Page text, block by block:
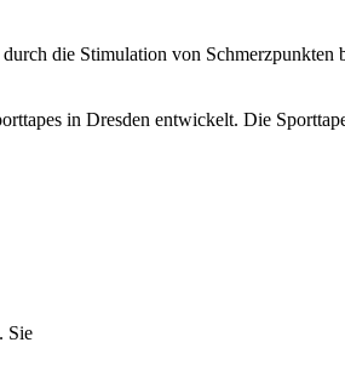
die Stimulation von
in Dresden entwickelt. Die
Sie